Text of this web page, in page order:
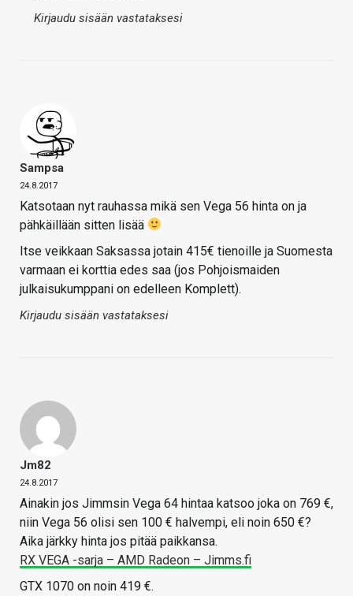
Kirjaudu sisään vastataksesi
Sampsa
24.8.2017
Katsotaan nyt rauhassa mikä sen Vega 56 hinta on ja
pähkäillään sitten lisää
Itse veikkaan Saksassa jotain 415€ tienoille ja Suomesta
varmaan ei korttia edes saa (jos Pohjoismaiden
julkaisukumppani on edelleen Komplett).
Kirjaudu sisään vastataksesi
Jm82
24.8.2017
Ainakin jos Jimmsin Vega 64 hintaa katsoo joka on 769 €,
niin Vega 56 olisi sen 100 € halvempi, eli noin 650 €?
Aika järkky hinta jos pitää paikkansa.
RX VEGA -sarja – AMD Radeon – Jimms.fi
GTX 1070 on noin 419 €.